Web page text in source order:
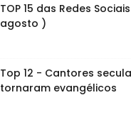
TOP 15 das Redes
agosto )
Top 12 - Cantores
tornaram evangélicos